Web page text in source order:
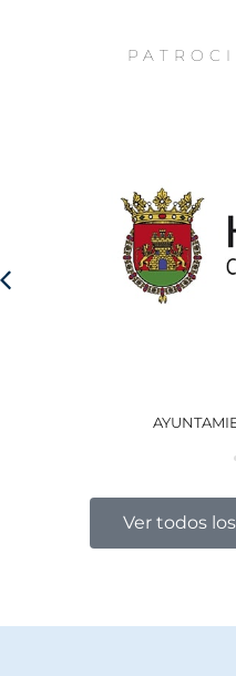
Ver todos